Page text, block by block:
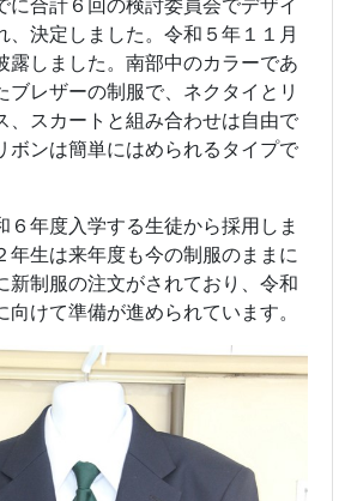
、決定しました。令和５年１１月
露しました。南部中のカラーであ
ブレザーの制服で、ネクタイとリ
、スカートと組み合わせは自由で
ボンは簡単にはめられるタイプで
年度入学する生徒から採用しま
年生は来年度も今の制服のままに
新制服の注文がされており、令和
向けて準備が進められています。